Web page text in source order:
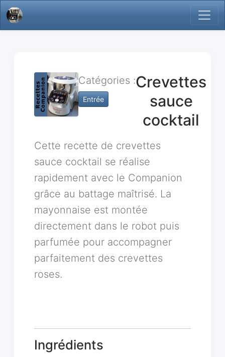
Catégories :
Entrée
Crevettes
sauce
cocktail
Cette recette de crevettes
sauce cocktail se réalise
rapidement avec le Companion
grâce au battage maîtrisé. La
mayonnaise est montée
directement dans le robot puis
parfumée pour accompagner
parfaitement des crevettes
roses.
Ingrédients